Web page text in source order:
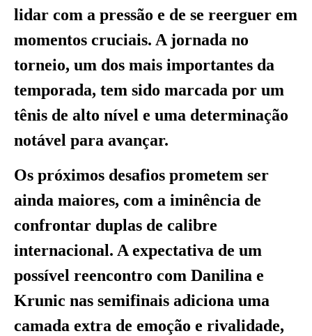
lidar com a pressão e de se reerguer em
momentos cruciais. A jornada no
torneio, um dos mais importantes da
temporada, tem sido marcada por um
tênis de alto nível e uma determinação
notável para avançar.
Os próximos desafios prometem ser
ainda maiores, com a iminência de
confrontar duplas de calibre
internacional. A expectativa de um
possível reencontro com Danilina e
Krunic nas semifinais adiciona uma
camada extra de emoção e rivalidade,